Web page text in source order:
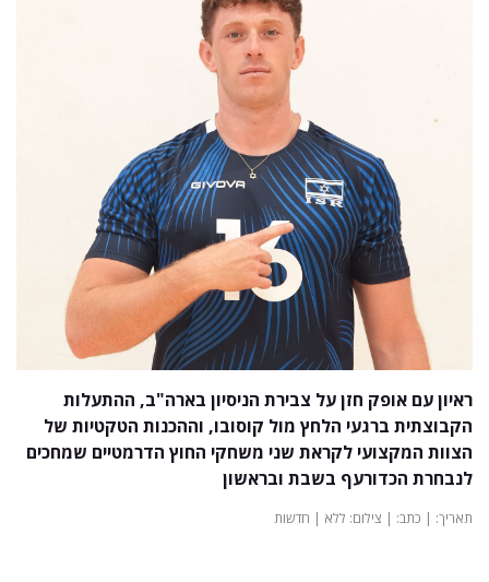
ראיון עם אופק חזן על צבירת הניסיון בארה"ב, ההתעלות
הקבוצתית ברגעי הלחץ מול קוסובו, וההכנות הטקטיות של
הצוות המקצועי לקראת שני משחקי החוץ הדרמטיים שמחכים
לנבחרת הכדורעף בשבת ובראשון
תאריך: | כתב: | צילום: ללא | חדשות